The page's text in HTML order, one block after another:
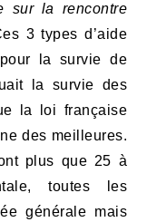
sur la rencontre
3 types d’aide
la survie de
la survie des
la loi française
des meilleures.
plus que 25 à
toutes les
générale mais